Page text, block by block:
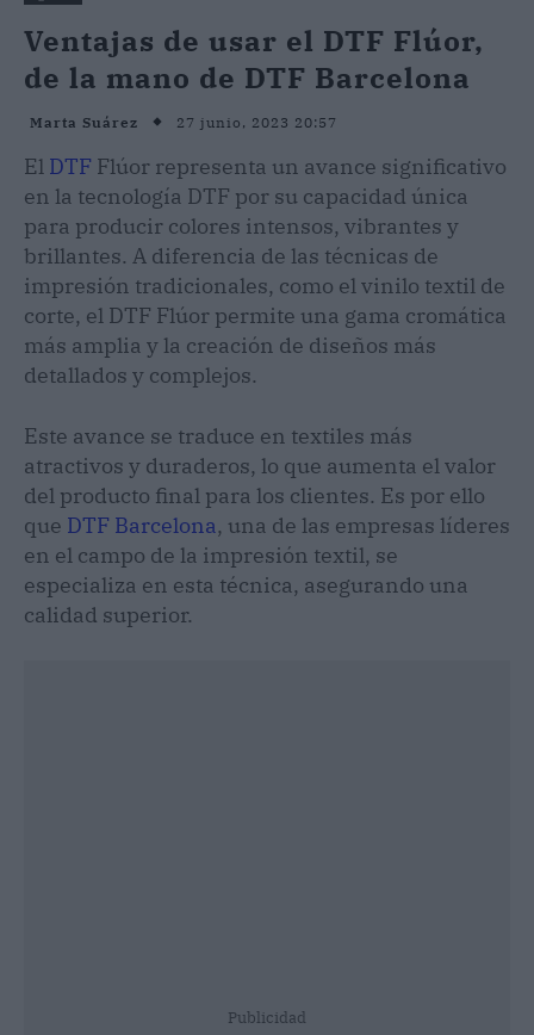
Ventajas de usar el DTF Flúor,
de la mano de DTF Barcelona
Marta Suárez 27 junio, 2023 20:57
El DTF Flúor representa un avance significativo
en la tecnología DTF por su capacidad única
para producir colores intensos, vibrantes y
brillantes. A diferencia de las técnicas de
impresión tradicionales, como el vinilo textil de
corte, el DTF Flúor permite una gama cromática
más amplia y la creación de diseños más
detallados y complejos.
Este avance se traduce en textiles más
atractivos y duraderos, lo que aumenta el valor
del producto final para los clientes. Es por ello
que DTF Barcelona, una de las empresas líderes
en el campo de la impresión textil, se
especializa en esta técnica, asegurando una
calidad superior.
Publicidad